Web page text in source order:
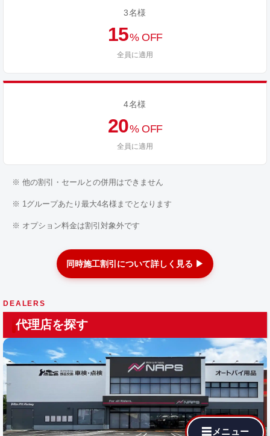
3名様
15% OFF
全員に適用
4名様
20% OFF
全員に適用
※ 他の割引・セールとの併用はできません
※ 1グループあたり最大4名様までとなります
※ オプション料金は割引対象外です
同時施工割引について詳しく見る ▶
DEALERS
代理店を探す
☰ メニュー